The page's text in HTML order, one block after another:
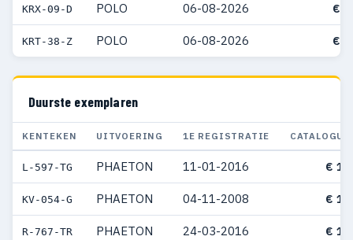
KRX-09-D POLO 06-08-2026 €
KRT-38-Z POLO 06-08-2026 €
Duurste exemplaren
KENTEKEN UITVOERING 1E REGISTRATIE
L-597-TG PHAETON 11-01-2016 €
KV-054-G PHAETON 04-11-2008 €
R-767-TR PHAETON 24-03-2016 €